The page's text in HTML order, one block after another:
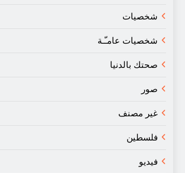
شخصيات
شخصيات عامـّـة
صحتك بالدنيا
صور
غير مصنف
فلسطين
فيديو